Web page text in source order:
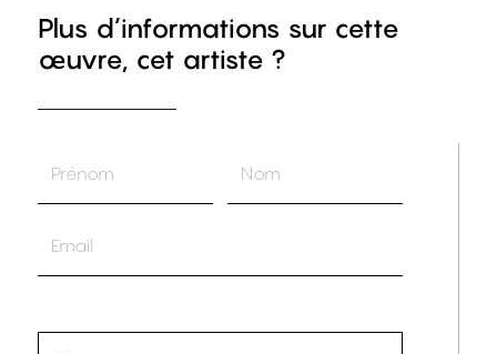
Plus d’informations sur cette
œuvre, cet artiste ?